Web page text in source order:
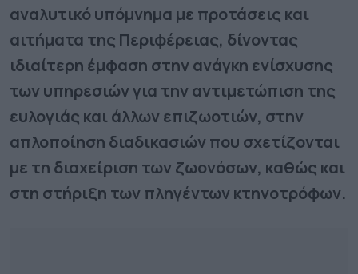
αναλυτικό υπόμνημα με προτάσεις και
αιτήματα της Περιφέρειας, δίνοντας
ιδιαίτερη έμφαση στην ανάγκη ενίσχυσης
των υπηρεσιών για την αντιμετώπιση της
ευλογιάς και άλλων επιζωοτιών, στην
απλοποίηση διαδικασιών που σχετίζονται
με τη διαχείριση των ζωονόσων, καθώς και
στη στήριξη των πληγέντων κτηνοτρόφων.